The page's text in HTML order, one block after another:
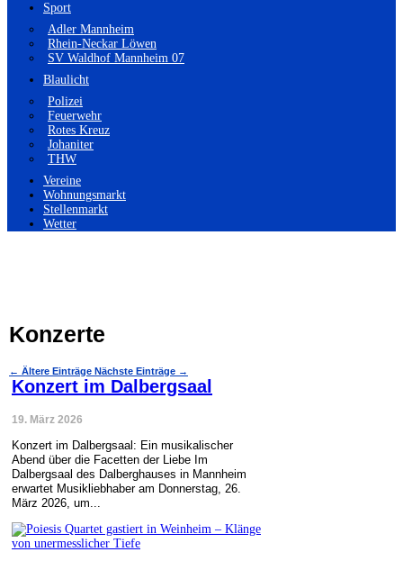
Sport
Adler Mannheim
Rhein-Neckar Löwen
SV Waldhof Mannheim 07
Blaulicht
Polizei
Feuerwehr
Rotes Kreuz
Johaniter
THW
Vereine
Wohnungsmarkt
Stellenmarkt
Wetter
Konzerte
← Ältere Einträge Nächste Einträge →
Konzert im Dalbergsaal
19. März 2026
Konzert im Dalbergsaal: Ein musikalischer
Abend über die Facetten der Liebe Im
Dalbergsaal des Dalberghauses in Mannheim
erwartet Musikliebhaber am Donnerstag, 26.
März 2026, um...